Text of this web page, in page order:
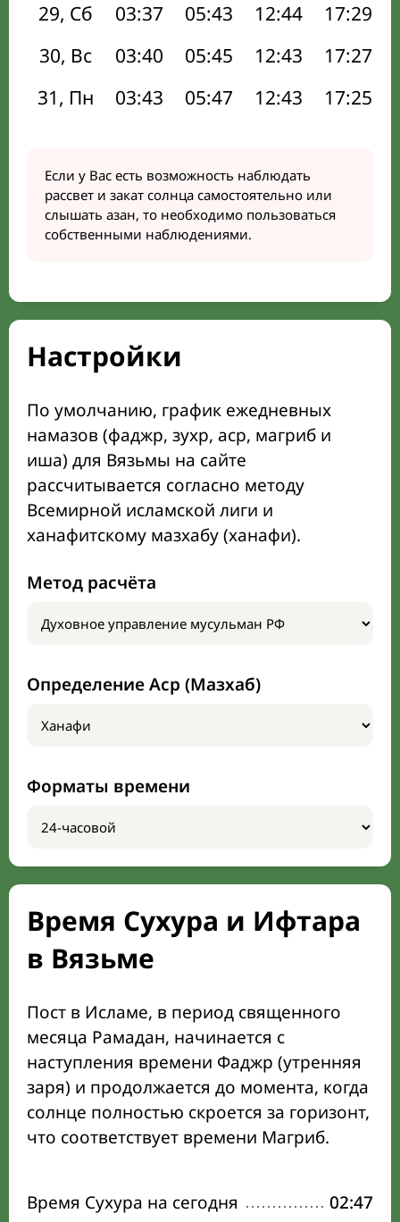
29, Сб
03:37 05:43 12:44 17:29
30, Вс
03:40 05:45 12:43 17:27
31, Пн
03:43 05:47 12:43 17:25
Если у Вас есть возможность наблюдать
рассвет и закат солнца самостоятельно или
слышать азан, то необходимо пользоваться
собственными наблюдениями.
Настройки
По умолчанию, график ежедневных
намазов (фаджр, зухр, аср, магриб и
иша) для Вязьмы на сайте
рассчитывается согласно методу
Всемирной исламской лиги и
ханафитскому мазхабу (ханафи).
Метод расчёта
Определение Аср (Мазхаб)
Форматы времени
Время Сухура и Ифтара
в Вязьме
Пост в Исламе, в период священного
месяца Рамадан, начинается с
наступления времени Фаджр (утренняя
заря) и продолжается до момента, когда
солнце полностью скроется за горизонт,
что соответствует времени Магриб.
Время Сухура на сегодня 02:47